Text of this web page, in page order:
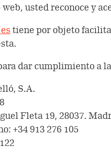
usted reconoce y
tiene por objeto
dar cumplimiento a
S.A.
Fleta 19, 28037.
+34 913 276 105